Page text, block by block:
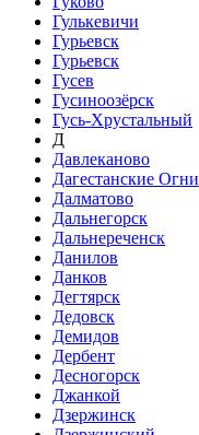
Гулькевичи
Гурьевск
Гурьевск
Гусев
Гусиноозёрск
Гусь-Хрустальный
Д
Давлеканово
Дагестанские Огни
Далматово
Дальнегорск
Дальнереченск
Данилов
Данков
Дегтярск
Дедовск
Демидов
Дербент
Десногорск
Джанкой
Дзержинск